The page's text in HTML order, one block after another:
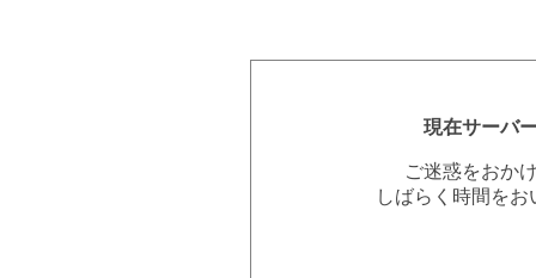
現在サーバ
ご迷惑をおか
しばらく時間を